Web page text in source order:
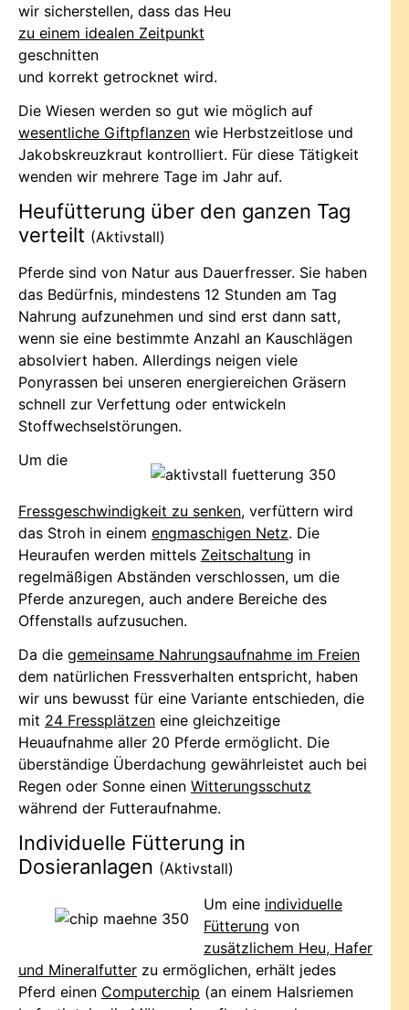
wir sicherstellen, dass das Heu
zu einem idealen Zeitpunkt
geschnitten
und korrekt getrocknet wird.
Die Wiesen werden so gut wie möglich auf
wesentliche Giftpflanzen wie Herbstzeitlose und
Jakobskreuzkraut kontrolliert. Für diese Tätigkeit
wenden wir mehrere Tage im Jahr auf.
Heufütterung über den ganzen Tag
verteilt (Aktivstall)
Pferde sind von Natur aus Dauerfresser. Sie haben
das Bedürfnis, mindestens 12 Stunden am Tag
Nahrung aufzunehmen und sind erst dann satt,
wenn sie eine bestimmte Anzahl an Kauschlägen
absolviert haben. Allerdings neigen viele
Ponyrassen bei unseren energiereichen Gräsern
schnell zur Verfettung oder entwickeln
Stoffwechselstörungen.
Um die
Fressgeschwindigkeit zu senken, verfüttern wird
das Stroh in einem engmaschigen Netz. Die
Heuraufen werden mittels Zeitschaltung in
regelmäßigen Abständen verschlossen, um die
Pferde anzuregen, auch andere Bereiche des
Offenstalls aufzusuchen.
Da die gemeinsame Nahrungsaufnahme im Freien
dem natürlichen Fressverhalten entspricht, haben
wir uns bewusst für eine Variante entschieden, die
mit 24 Fressplätzen eine gleichzeitige
Heuaufnahme aller 20 Pferde ermöglicht. Die
überständige Überdachung gewährleistet auch bei
Regen oder Sonne einen Witterungsschutz
während der Futteraufnahme.
Individuelle Fütterung in
Dosieranlagen (Aktivstall)
Um eine individuelle
Fütterung von
zusätzlichem Heu, Hafer
und Mineralfutter zu ermöglichen, erhält jedes
Pferd einen Computerchip (an einem Halsriemen